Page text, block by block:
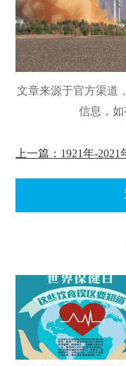
文章来源于官方渠道
信息，如